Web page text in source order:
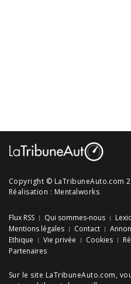
Copyright © LaTribuneAuto.com
Réalisation : Mentalworks
Flux RSS Qui sommes-nous
Mentions légales
Contact
Ethique
Vie privée Cookies
Partenaires
Sur le site LaTribuneAuto.com,